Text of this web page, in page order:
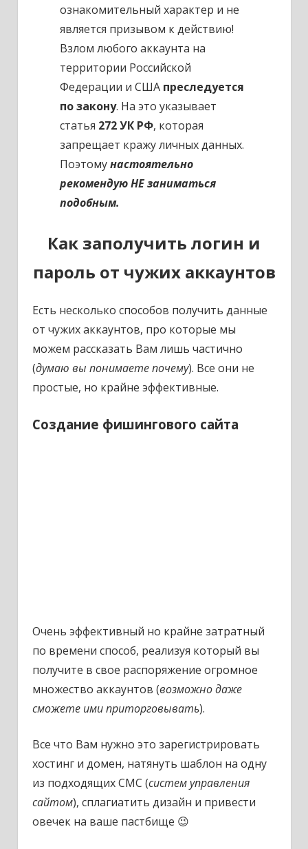
ознакомительный характер и не
является призывом к действию!
Взлом любого аккаунта на
территории Российской
Федерации и США преследуется
по закону. На это указывает
статья 272 УК РФ, которая
запрещает кражу личных данных.
Поэтомунастоятельно
рекомендую НЕ заниматься
подобным.
Как заполучить логин и
пароль от чужих аккаунтов
Есть несколько способов получить данные
от чужих аккаунтов, про которые мы
можем рассказать Вам лишь частично
(думаю вы понимаете почему). Все они не
простые, но крайне эффективные.
Создание фишингового сайта
Очень эффективный но крайне затратный
по времени способ, реализуя который вы
получите в свое распоряжение огромное
множество аккаунтов (возможно даже
сможете ими приторговывать).
Все что Вам нужно это зарегистрировать
хостинг и домен, натянуть шаблон на одну
из подходящих СМС (систем управления
сайтом), сплагиатить дизайн и привести
овечек на ваше пастбище 😉